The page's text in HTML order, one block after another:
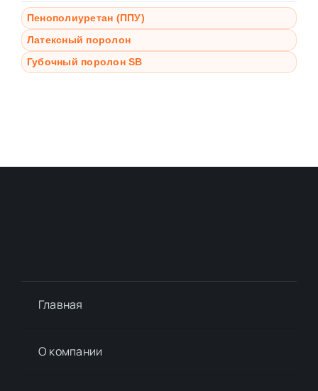
Пенополиуретан (ППУ)
Латексный поролон
Губочный поролон SB
Главная
О компании